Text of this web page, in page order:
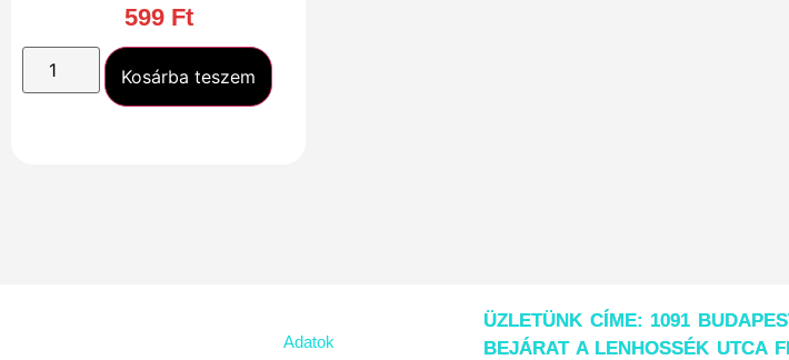
599 Ft
Kosárba teszem
Adatok
ÜZLETÜNK CÍME: 1091
BEJÁRAT A LENHOSSÉK UTCA